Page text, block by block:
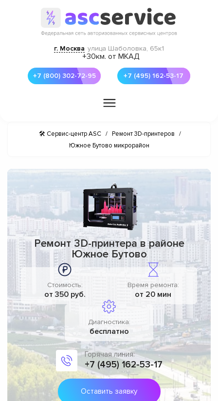
г. Москва улица Шаболовка, 65к1
+30км. от МКАД
+7 (800) 302-72-95 +7 (495) 162-53-17
🛠 Сервис-центр ASC / Ремонт 3D-принтеров
/
Южное Бутово микрорайон
Ремонт 3D-принтера в районе
Южное Бутово
Стоимость:
от 350 руб.
Время ремонта:
от 20 мин
Диагностика:
бесплатно
Горячая линия:
+7 (495) 162-53-17
Оставить заявку